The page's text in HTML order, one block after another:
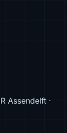
Assendelft ·